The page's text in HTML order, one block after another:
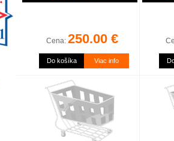
Cena: 250.00 €
Do košíka Viac info